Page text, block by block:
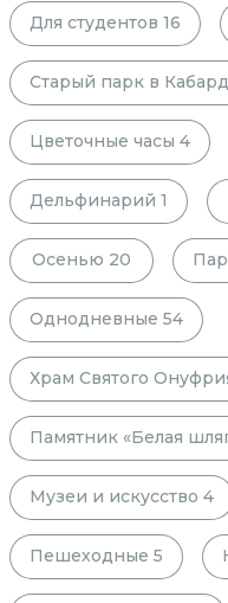
Для студентов 16
Старый парк в
Цветочные часы 4
Дельфинарий 1
Осенью 20
Однодневные 54
Храм Святого
Памятник «Белая
Музеи и искусство 4
Пешеходные 5